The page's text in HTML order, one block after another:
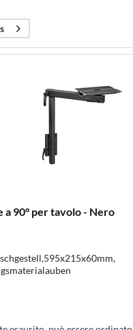
a 90° per tavolo - Nero